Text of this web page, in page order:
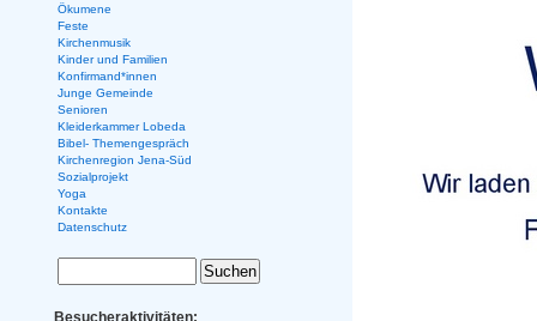
Ökumene
Feste
Kirchenmusik
Kinder und Familien
Konfirmand*innen
Junge Gemeinde
Senioren
Kleiderkammer Lobeda
Bibel- Themengespräch
Kirchenregion Jena-Süd
Sozialprojekt
Yoga
Kontakte
Datenschutz
Besucheraktivitäten: